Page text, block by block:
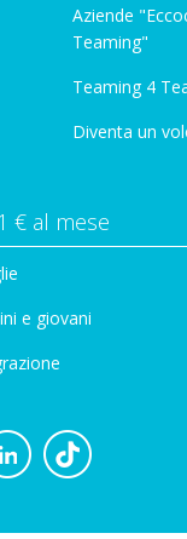
Aziende
Teaming"
Teaming 4
Diventa un
€ al mese
e giovani